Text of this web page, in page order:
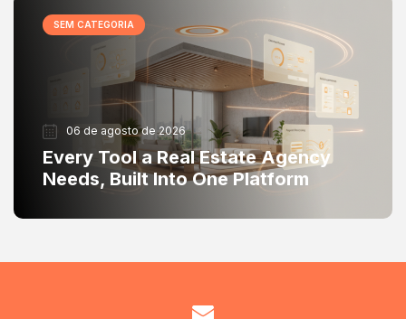
SEM CATEGORIA
06 de agosto de 2026
Every Tool a Real Estate Agency
Needs, Built Into One Platform